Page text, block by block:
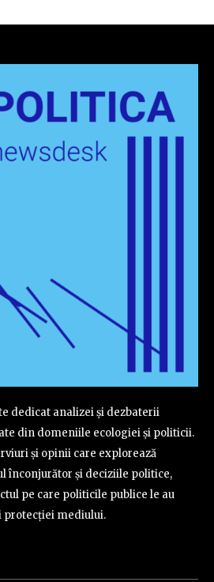
dedicat analizei și dezbaterii
din domeniile ecologiei și politicii.
și opinii care explorează
înconjurător și deciziile politice,
pe care politicile publice le au
protecției mediului.